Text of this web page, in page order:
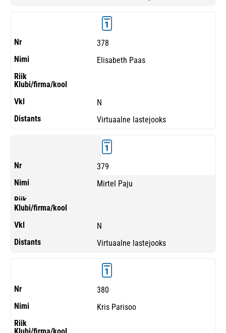
378
Elisabeth Paas
N
Virtuaalne lastejooks
379
Mirtel Paju
N
Virtuaalne lastejooks
380
Kris Parisoo